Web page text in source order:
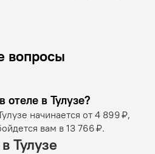
вопросы
Сколько стоит номер в отеле в Тулузе?
начинается от 4 899 ₽,
вам в 13 766 ₽.
Тулузе